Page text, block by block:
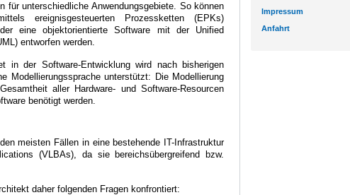
für unterschiedliche Anwendungsgebiete. So können
ereignisgesteuerten Prozessketten (EPKs)
eine objektorientierte Software mit der Unified
entworfen werden.
in der Software-Entwicklung wird nach bisherigen
Modellierungssprache unterstützt: Die Modellierung
aller Hardware- und Software-Resourcen
benötigt werden.
meisten Fällen in eine bestehende IT-Infrastruktur
(VLBAs), da sie bereichsübergreifend bzw.
daher folgenden Fragen konfrontiert:
Impressum
Anfahrt